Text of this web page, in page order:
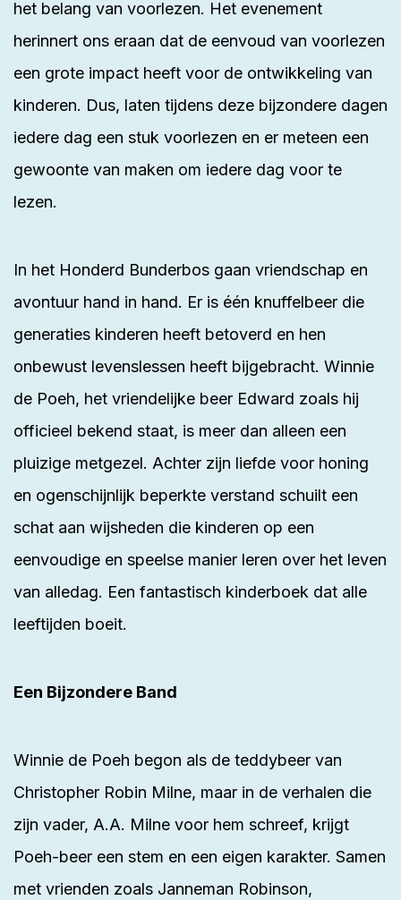
het belang van voorlezen. Het evenement
herinnert ons eraan dat de eenvoud van voorlezen
een grote impact heeft voor de ontwikkeling van
kinderen. Dus, laten tijdens deze bijzondere dagen
iedere dag een stuk voorlezen en er meteen een
gewoonte van maken om iedere dag voor te
lezen.
In het Honderd Bunderbos gaan vriendschap en
avontuur hand in hand. Er is één knuffelbeer die
generaties kinderen heeft betoverd en hen
onbewust levenslessen heeft bijgebracht. Winnie
de Poeh, het vriendelijke beer Edward zoals hij
officieel bekend staat, is meer dan alleen een
pluizige metgezel. Achter zijn liefde voor honing
en ogenschijnlijk beperkte verstand schuilt een
schat aan wijsheden die kinderen op een
eenvoudige en speelse manier leren over het leven
van alledag. Een fantastisch kinderboek dat alle
leeftijden boeit.
Een Bijzondere Band
Winnie de Poeh begon als de teddybeer van
Christopher Robin Milne, maar in de verhalen die
zijn vader, A.A. Milne voor hem schreef, krijgt
Poeh-beer een stem en een eigen karakter. Samen
met vrienden zoals Janneman Robinson,